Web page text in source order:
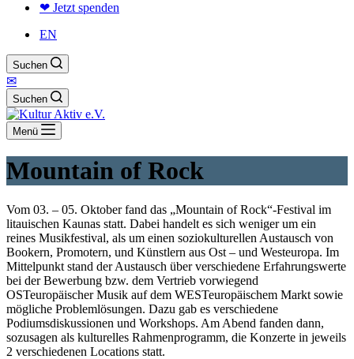
❤ Jetzt spenden
EN
Suchen
✉
Suchen
Menü
Mountain of Rock
Vom 03. – 05. Oktober fand das „Mountain of Rock“-Festival im
litauischen Kaunas statt. Dabei handelt es sich weniger um ein
reines Musikfestival, als um einen soziokulturellen Austausch von
Bookern, Promotern, und Künstlern aus Ost – und Westeuropa. Im
Mittelpunkt stand der Austausch über verschiedene Erfahrungswerte
bei der Bewerbung bzw. dem Vertrieb vorwiegend
OSTeuropäischer Musik auf dem WESTeuropäischem Markt sowie
mögliche Problemlösungen. Dazu gab es verschiedene
Podiumsdiskussionen und Workshops. Am Abend fanden dann,
sozusagen als kulturelles Rahmenprogramm, die Konzerte in jeweils
2 verschiedenen Locations statt.